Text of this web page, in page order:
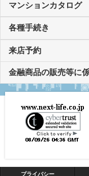
マンションカタログ
各種手続き
来店予約
金融商品の販売等に
プライバシー